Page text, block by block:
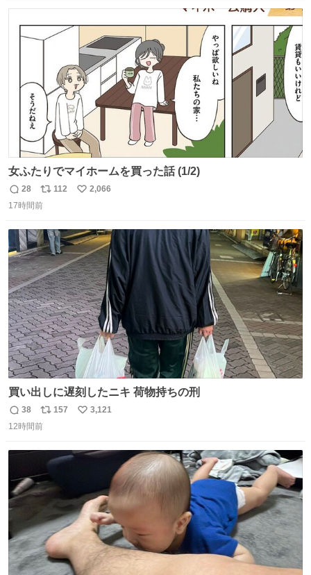
数
女ふたりでマイホームを買った話 (1/2)
返
信
28
リ
ポ
ト
数
112
い
数
2,066
17時間前
買い出しに遅刻したニキ 荷物持ちの刑
返
信
38
リ
ポ
ト
数
157
い
3,121
12時間前